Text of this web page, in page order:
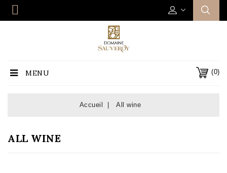
(0)
MENU
Accueil All wine
ALL WINE